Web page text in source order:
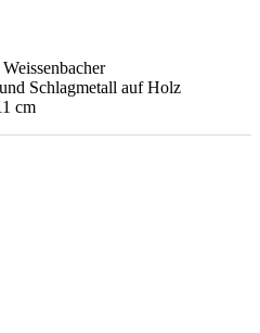
Schlagmetall auf Holz
cm